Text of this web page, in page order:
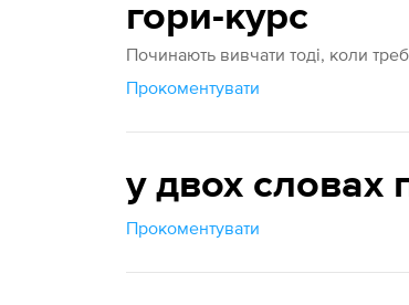
гори-курс
Починають вивчати тоді, коли
Прокоментувати
у двох словах
Прокоментувати